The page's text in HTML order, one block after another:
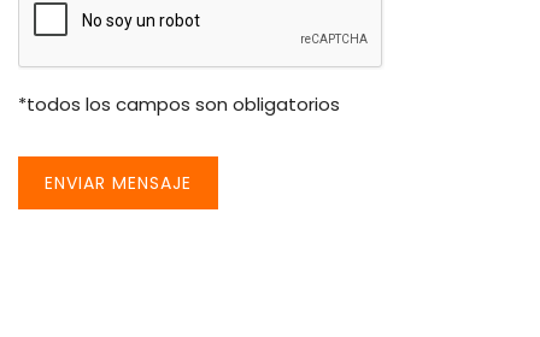
*todos los campos son obligatorios
ENVIAR MENSAJE